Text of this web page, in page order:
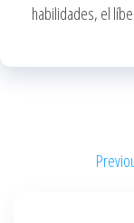
habilidades, el